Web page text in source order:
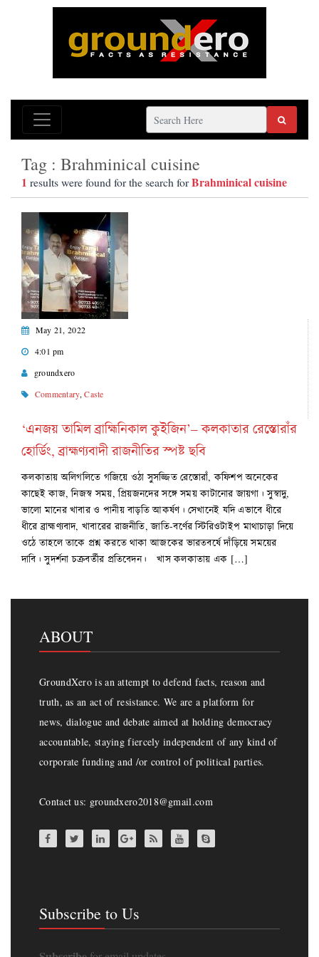
Tag : Brahminical cuisine
1 results were found for the search forBrahminical cuisine
May 21, 2022
4:01 pm
groundxero
Commentary,Caste
‘এনজয় তামিল ব্রাহ্মিনিকাল কুইজিন’– কলকাতার রেস্তোরাঁর
হোর্ডিং, ব্রাহ্মণ্যবাদী রাজনীতির স্পষ্ট ছবি
কলকাতায় অলিগলিতে গজিয়ে ওঠা সুসজ্জিত রেস্তোরাঁ, কফিশপ অনেকের
কাছেই কাজ, নিজস্ব সময়, প্রিয়জনদের সঙ্গে সময় কাটানোর জায়গা। সুস্বাদু,
ভালো মানের খাবার ও পানীয় বাড়তি আকর্ষণ। সেখানেই যদি এভাবে ধীরে
ধীরে ব্রাহ্মণ্যবাদ, খাবারের রাজনীতি, জাতি-বর্ণের স্টিরিওটাইপ মাথাচাড়া দিয়ে
ওঠে তাহলে তাকে প্রশ্ন করতে থাকা আজকের ভারতবর্ষে দাঁড়িয়ে সময়ের
দাবি। সুদর্শনা চক্রবর্তীর প্রতিবেদন। খাস কলকাতায় এক […]
ABOUT
GroundXero is an attempt to defend facts, reason and
truth, as an act of resistance. We are a platform for
news, dialogue and debate aimed at holding democracy
accountable, staying fiercely independent of any kind of
corporate funding and /or control of political parties.
Contact us: groundxero2018@gmail.com
Subscribe to Us